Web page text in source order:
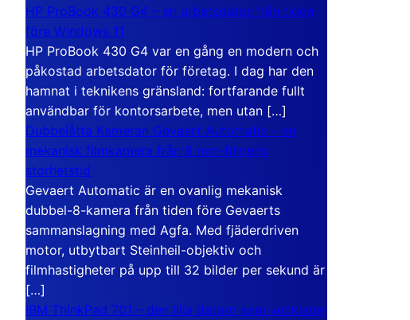
HP ProBook 430 G4 – en arbetsdator från tiden
före Windows 11
HP ProBook 430 G4 var en gång en modern och
påkostad arbetsdator för företag. I dag har den
hamnat i teknikens gränsland: fortfarande fullt
användbar för kontorsarbete, men utan […]
Dubbelåtta Kameran Gevaert Automatic – en
mekanisk filmkamera från 8 mm-filmens
storhetstid
Gevaert Automatic är en ovanlig mekanisk
dubbel-8-kamera från tiden före Gevaerts
sammanslagning med Agfa. Med fjäderdriven
motor, utbytbart Steinheil-objektiv och
filmhastigheter på upp till 32 bilder per sekund är
[…]
IBM ThinkPad 701 – den lilla datorn som vecklade